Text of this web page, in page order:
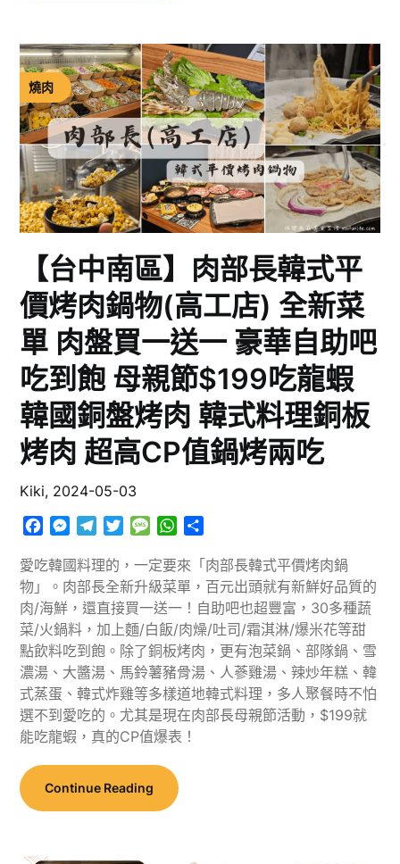
燒肉
【台中南區】肉部長韓式平
價烤肉鍋物(高工店) 全新菜
單 肉盤買一送一 豪華自助吧
吃到飽 母親節$199吃龍蝦
韓國銅盤烤肉 韓式料理銅板
烤肉 超高CP值鍋烤兩吃
Kiki, 2024-05-03
Facebook
Messenger
TelegramTwitterMessageWhatsApp
愛吃韓國料理的，一定要來「肉部長韓式平價烤肉鍋
物」。肉部長全新升級菜單，百元出頭就有新鮮好品質的
肉/海鮮，還直接買一送一！自助吧也超豐富，30多種蔬
菜/火鍋料，加上麵/白飯/肉燥/吐司/霜淇淋/爆米花等甜
點飲料吃到飽。除了銅板烤肉，更有泡菜鍋、部隊鍋、雪
濃湯、大醬湯、馬鈴薯豬骨湯、人蔘雞湯、辣炒年糕、韓
式蒸蛋、韓式炸雞等多樣道地韓式料理，多人聚餐時不怕
選不到愛吃的。尤其是現在肉部長母親節活動，$199就
能吃龍蝦，真的CP值爆表！
Continue Reading